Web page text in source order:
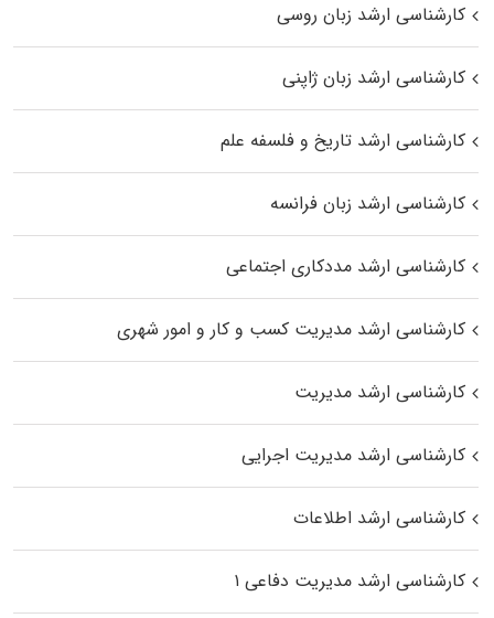
کارشناسی ارشد زبان روسی
کارشناسی ارشد زبان ژاپنی
کارشناسی ارشد تاریخ و فلسفه علم
کارشناسی ارشد زبان فرانسه
کارشناسی ارشد مددکاری اجتماعی
کارشناسی ارشد مدیریت کسب و کار و امور شهری
کارشناسی ارشد مدیریت
کارشناسی ارشد مدیریت اجرایی
کارشناسی ارشد اطلاعات
کارشناسی ارشد مدیریت دفاعی ۱